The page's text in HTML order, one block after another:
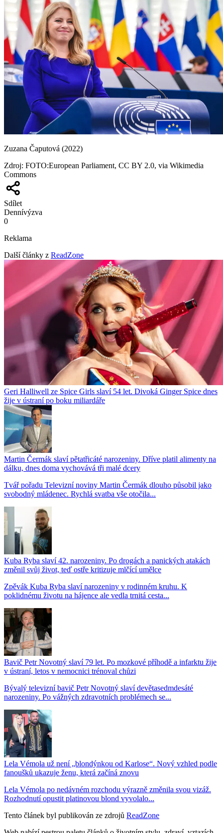
Zuzana Čaputová (2022)
Zdroj: FOTO:European Parliament, CC BY 2.0, via Wikimedia
Commons
Sdílet
Dennívýzva
0
Reklama
Další články z ReadZone
Geri Halliwell ze Spice Girls slaví 54 let. Divoká Ginger Spice dnes
žije v ústraní po boku miliardáře
Martin Čermák slaví pětatřicáté narozeniny. Dříve platil alimenty na
dálku, dnes doma vychovává tři malé dcery
Tvář pořadu Televizní noviny Martin Čermák dlouho působil jako
svobodný mládenec. Rychlá svatba vše otočila...
Kuba Ryba slaví 42. narozeniny. Po drogách a panických atakách
změnil svůj život, teď ostře kritizuje mlčící umělce
Zpěvák Kuba Ryba slaví narozeniny v rodinném kruhu. K
poklidnému životu na hájence ale vedla trnitá cesta...
Bavič Petr Novotný slaví 79 let. Po mozkové příhodě a infarktu žije
v ústraní, letos v nemocnici trénoval chůzi
Bývalý televizní bavič Petr Novotný slaví devětasedmdesáté
narozeniny. Po vážných zdravotních problémech se...
Lela Vémola už není „blondýnkou od Karlose“. Nový vzhled podle
fanoušků ukazuje ženu, která začíná znovu
Lela Vémola po nedávném rozchodu výrazně změnila svou vizáž.
Rozhodnutí opustit platinovou blond vyvolalo...
Tento článek byl publikován ze zdrojů ReadZone